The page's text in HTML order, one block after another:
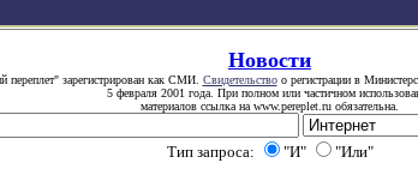
Новости
переплет" зарегистрирован как СМИ. Свидетельствоо регистрации в
5 февраля 2001 года. При полном или частичном
материалов ссылка на www.pereplet.ru обязательна.
Тип запроса: "И" "Или"